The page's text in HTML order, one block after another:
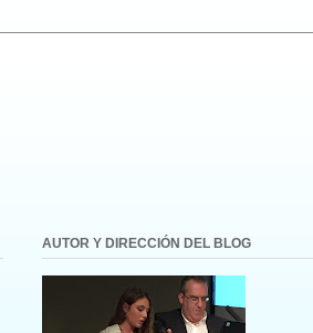
AUTOR Y DIRECCIÓN DEL BLOG